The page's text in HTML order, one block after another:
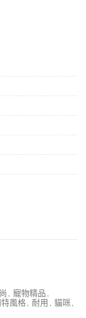
, 寵物精品,
風格, 耐用, 貓咪,